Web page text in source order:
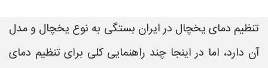
تنظیم دمای یخچال در ایران بستگی به نوع یخچال و مدل
آن دارد، اما در اینجا چند راهنمایی کلی برای تنظیم دمای